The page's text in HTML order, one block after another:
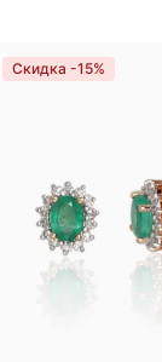
Скидка -15%